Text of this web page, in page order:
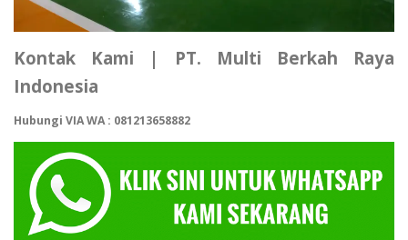
Kontak Kami | PT. Multi Berkah Raya
Indonesia
Hubungi VIA WA : 081213658882